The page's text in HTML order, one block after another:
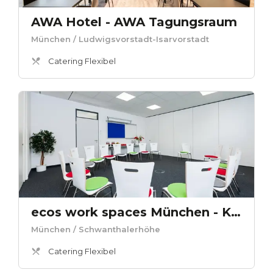
AWA Hotel - AWA Tagungsraum
München / Ludwigsvorstadt-Isarvorstadt
Catering Flexibel
ecos work spaces München - Konferenzraum Oslo
München / Schwanthalerhöhe
Catering Flexibel